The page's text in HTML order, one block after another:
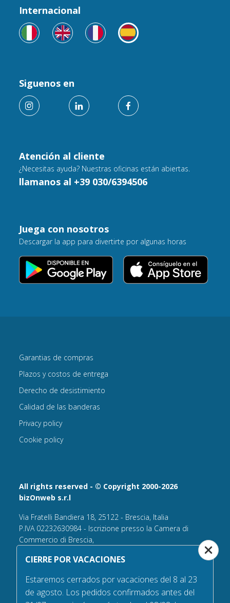
Atención al cliente
¿Necesitas ayuda? Nuestras oficinas están abiertas.
llamanos al +39 030/6394506
Internacional
Siguenos en
Juega con nosotros
Descargar la app para divertirte por algunas horas
All rights reserved - © Copyright 2000-2026
bizOnweb s.r.l
Via Fratelli Bandiera 18, 25122 - Brescia, Italia
P.IVA 02232630984 - Iscrizione presso la Camera di
Commercio di Brescia,
n° REA 432569 Capitale sociale versato Euro 25.000,00.
Email:info@bandiere.it
PEC bizonweb@mailcertiﬁcatapec.it
Garantias de compras
Plazos y costos de entrega
Derecho de desistimiento
Calidad de las banderas
Privacy policy
Cookie policy
CIERRE POR VACACIONES
Estaremos cerrados por vacaciones del 8 al 23
de agosto. Los pedidos confirmados antes del